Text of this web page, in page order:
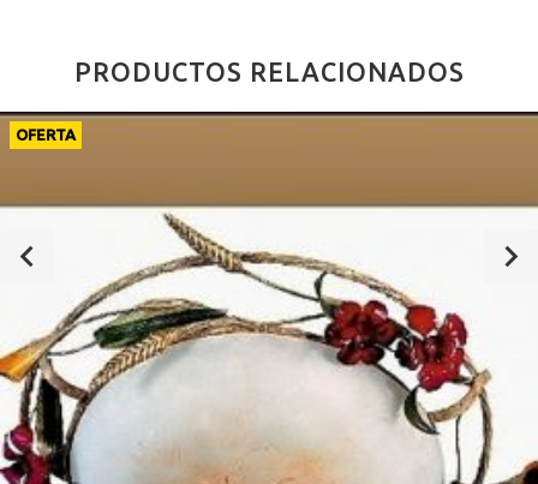
PRODUCTOS RELACIONADOS
OFERTA